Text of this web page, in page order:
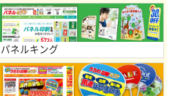
パネルキング